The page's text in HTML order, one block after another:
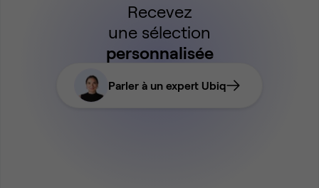
Recevez
une sélection
personnalisée
Parler à un expert Ubiq